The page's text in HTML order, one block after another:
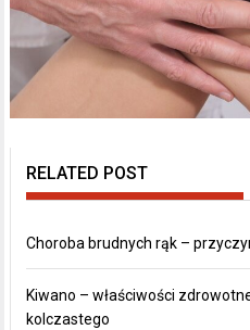
RELATED POST
Choroba brudnych rąk –
Kiwano – właściwości
kolczastego